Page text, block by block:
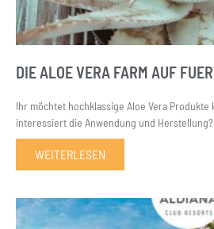
DIE ALOE VERA FARM AUF
Ihr möchtet hochklassige Aloe Vera Produkte
interessiert die Anwendung und
WEITERLESEN